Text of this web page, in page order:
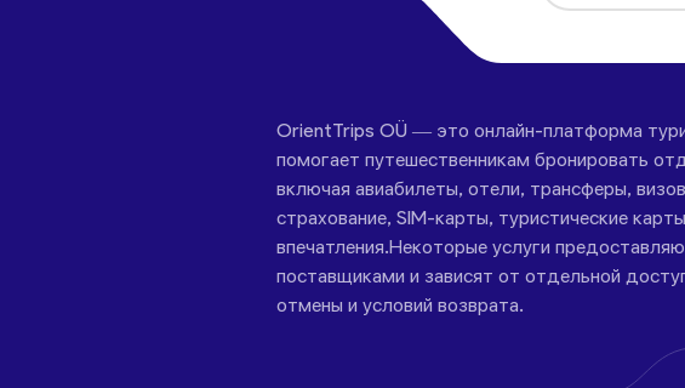
OrientTrips OÜ — это онлайн-платформа
помогает путешественникам бронировать
включая авиабилеты, отели, трансферы,
страхование, SIM-карты, туристические
впечатления.Некоторые услуги
поставщиками и зависят от отдельной
отмены и условий возврата.